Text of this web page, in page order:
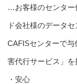
…お客様のセンター
ド会社様のデータ
CAFISセンターで
害代行サービス」を
・安心